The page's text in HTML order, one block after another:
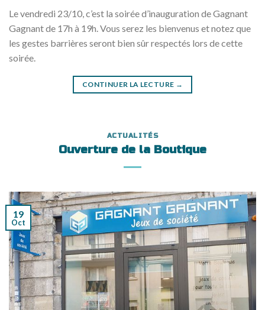
Le vendredi 23/10, c’est la soirée d’inauguration de Gagnant
Gagnant de 17h à 19h. Vous serez les bienvenus et notez que
les gestes barrières seront bien sûr respectés lors de cette
soirée.
CONTINUER LA LECTURE →
ACTUALITÉS
Ouverture de la Boutique
19
Oct